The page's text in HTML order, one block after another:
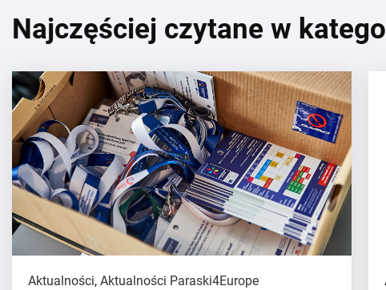
Najczęściej czytane w
Aktualności, Aktualności Paraski4Europe